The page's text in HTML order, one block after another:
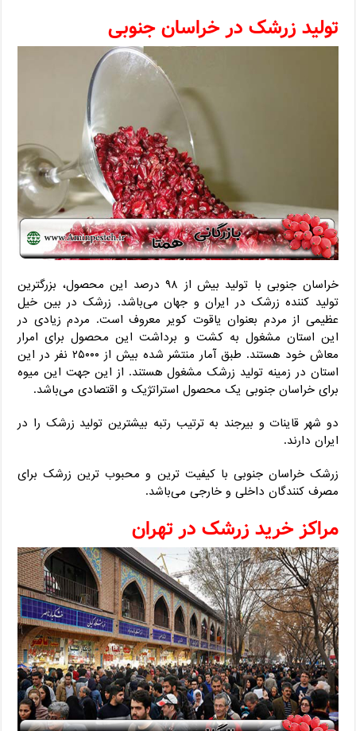
تولید زرشک در خراسان جنوبی
خراسان جنوبی با تولید بیش از ۹۸ درصد این محصول، بزرگترین
تولید کننده زرشک در ایران و جهان می‌باشد. زرشک در بین خیل
عظیمی از مردم بعنوان یاقوت کویر معروف است. مردم زیادی در
این استان مشغول به کشت و برداشت این محصول برای امرار
معاش خود هستند. طبق آمار منتشر شده بیش از ۲۵۰۰۰ نفر در این
استان در زمینه تولید زرشک مشغول هستند. از این جهت این میوه
برای خراسان جنوبی یک محصول استراتژیک و اقتصادی می‌باشد.
دو شهر قاینات و بیرجند به ترتیب رتبه بیشترین تولید زرشک را در
ایران دارند.
زرشک خراسان جنوبی با کیفیت ترین و محبوب ترین زرشک برای
مصرف کنندگان داخلی و خارجی می‌باشد.
مراکز خرید زرشک در تهران